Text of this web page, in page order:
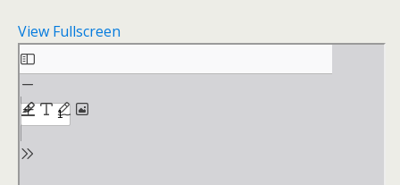
View Fullscreen